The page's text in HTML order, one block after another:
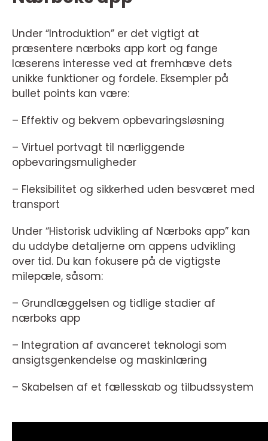
Under “Introduktion” er det vigtigt at
præsentere nærboks app kort og fange
læserens interesse ved at fremhæve dets
unikke funktioner og fordele. Eksempler på
bullet points kan være:
– Effektiv og bekvem opbevaringsløsning
– Virtuel portvagt til nærliggende
opbevaringsmuligheder
– Fleksibilitet og sikkerhed uden besværet med
transport
Under “Historisk udvikling af Nærboks app” kan
du uddybe detaljerne om appens udvikling
over tid. Du kan fokusere på de vigtigste
milepæle, såsom:
– Grundlæggelsen og tidlige stadier af
nærboks app
– Integration af avanceret teknologi som
ansigtsgenkendelse og maskinlæring
– Skabelsen af et fællesskab og tilbudssystem